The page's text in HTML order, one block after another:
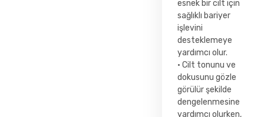
esnek bir cilt için
sağlıklı bariyer
işlevini
desteklemeye
yardımcı olur.
• Cilt tonunu ve
dokusunu gözle
görülür şekilde
dengelenmesine
yardımcı olurken,